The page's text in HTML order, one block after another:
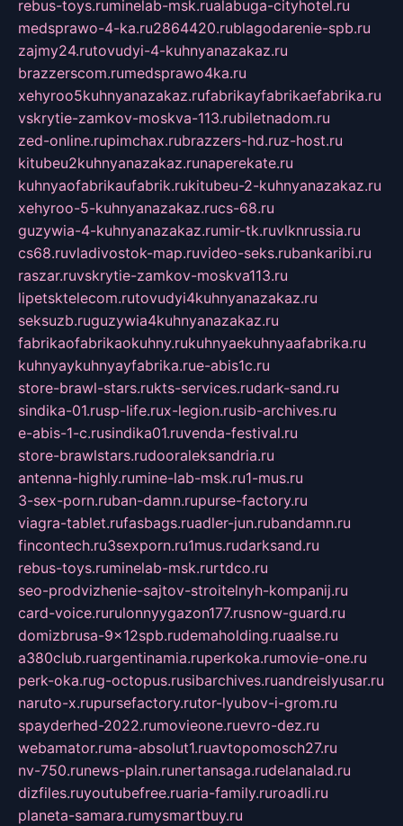
rebus-toys.ruminelab-msk.rualabuga-cityhotel.ru
medsprawo-4-ka.ru2864420.rublagodarenie-spb.ru
zajmy24.rutovudyi-4-kuhnyanazakaz.ru
brazzerscom.rumedsprawo4ka.ru
xehyroo5kuhnyanazakaz.rufabrikayfabrikaefabrika.ru
vskrytie-zamkov-moskva-113.rubiletnadom.ru
zed-online.rupimchax.rubrazzers-hd.ruz-host.ru
kitubeu2kuhnyanazakaz.runaperekate.ru
kuhnyaofabrikaufabrik.rukitubeu-2-kuhnyanazakaz.ru
xehyroo-5-kuhnyanazakaz.rucs-68.ru
guzywia-4-kuhnyanazakaz.rumir-tk.ruvlknrussia.ru
cs68.ruvladivostok-map.ruvideo-seks.rubankaribi.ru
raszar.ruvskrytie-zamkov-moskva113.ru
lipetsktelecom.rutovudyi4kuhnyanazakaz.ru
seksuzb.ruguzywia4kuhnyanazakaz.ru
fabrikaofabrikaokuhny.rukuhnyaekuhnyaafabrika.ru
kuhnyaykuhnyayfabrika.rue-abis1c.ru
store-brawl-stars.rukts-services.rudark-sand.ru
sindika-01.rusp-life.rux-legion.rusib-archives.ru
e-abis-1-c.rusindika01.ruvenda-festival.ru
store-brawlstars.rudooraleksandria.ru
antenna-highly.rumine-lab-msk.ru1-mus.ru
3-sex-porn.ruban-damn.rupurse-factory.ru
viagra-tablet.rufasbags.ruadler-jun.rubandamn.ru
fincontech.ru3sexporn.ru1mus.rudarksand.ru
rebus-toys.ruminelab-msk.rurtdco.ru
seo-prodvizhenie-sajtov-stroitelnyh-kompanij.ru
card-voice.rurulonnyygazon177.rusnow-guard.ru
domizbrusa-9x12spb.rudemaholding.ruaalse.ru
a380club.ruargentinamia.ruperkoka.rumovie-one.ru
perk-oka.rug-octopus.rusibarchives.ruandreislyusar.ru
naruto-x.rupursefactory.rutor-lyubov-i-grom.ru
spayderhed-2022.rumovieone.ruevro-dez.ru
webamator.ruma-absolut1.ruavtopomosch27.ru
nv-750.runews-plain.runertansaga.rudelanalad.ru
dizfiles.ruyoutubefree.ruaria-family.ruroadli.ru
planeta-samara.rumysmartbuy.ru